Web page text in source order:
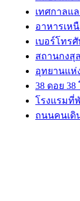
เทศกาลแ
อาหารเห
เบอร์โทร
สถานกงสุ
อุทยานแห่
38 ดอย 38
โรงแรมที่
ถนนคนเดิ